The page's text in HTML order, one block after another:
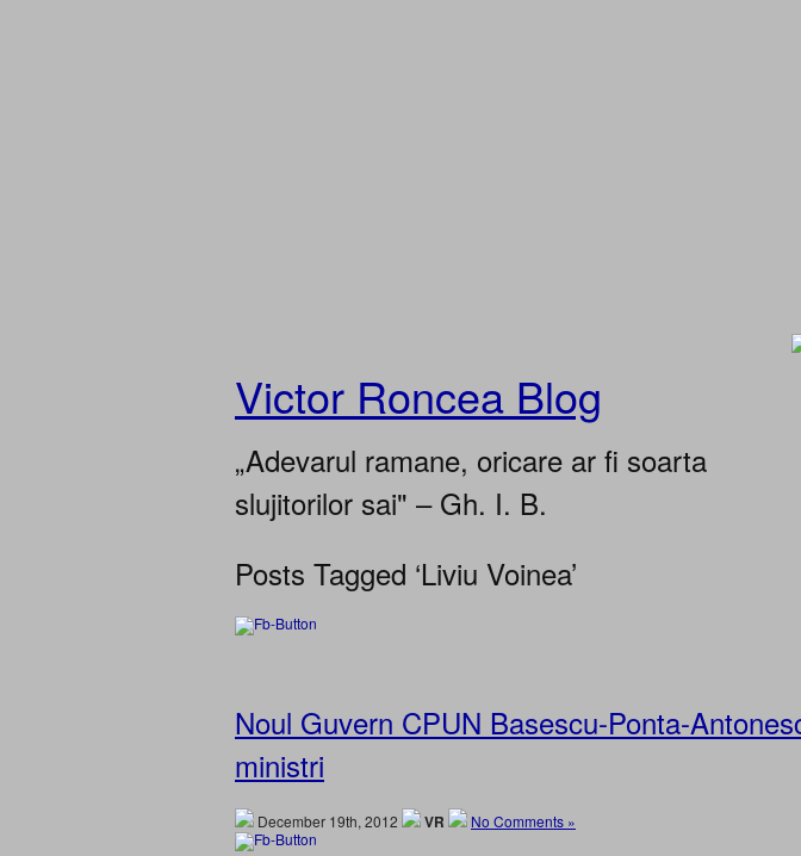
Victor Roncea Blog
„Adevarul ramane, oricare ar fi soarta
slujitorilor sai" – Gh. I. B.
Posts Tagged ‘Liviu Voinea’
Noul Guvern CPUN Basescu-Ponta-
ministri
December 19th, 2012 VR No Comments »